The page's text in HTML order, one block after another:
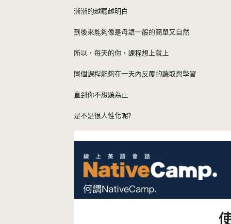
漸漸的越聽越明白
到後來能夠像是母語一般的簡單又自然
所以，每天的你，課程想上就上
同個課程能夠在一天內反覆的聽取與學習
直到你不想聽為止
是不是很人性化呢?